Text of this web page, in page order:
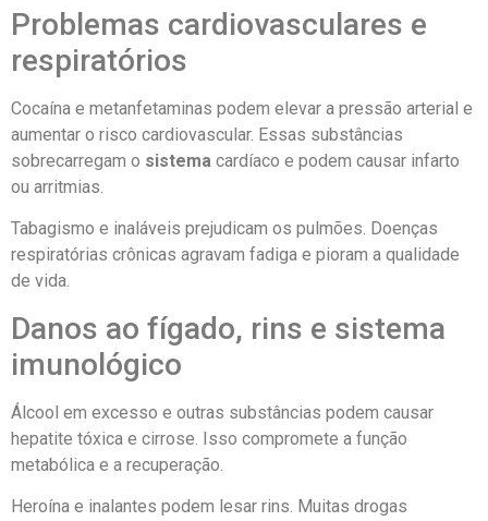
Problemas cardiovasculares e
respiratórios
Cocaína e metanfetaminas podem elevar a pressão arterial e
aumentar o risco cardiovascular. Essas substâncias
sobrecarregam o sistema cardíaco e podem causar infarto
ou arritmias.
Tabagismo e inaláveis prejudicam os pulmões. Doenças
respiratórias crônicas agravam fadiga e pioram a qualidade
de vida.
Danos ao fígado, rins e sistema
imunológico
Álcool em excesso e outras substâncias podem causar
hepatite tóxica e cirrose. Isso compromete a função
metabólica e a recuperação.
Heroína e inalantes podem lesar rins. Muitas drogas